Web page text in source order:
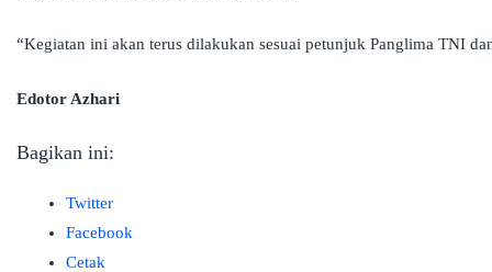
“Kegiatan ini akan terus dilakukan sesuai petunjuk Panglima TNI
Edotor Azhari
Bagikan ini:
Twitter
Facebook
Cetak